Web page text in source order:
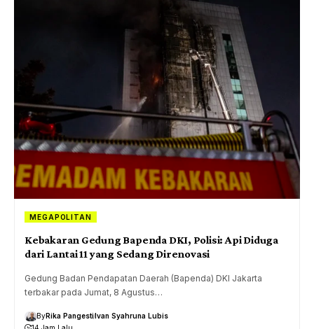
MEGAPOLITAN
Kebakaran Gedung Bapenda DKI, Polisi: Api Diduga
dari Lantai 11 yang Sedang Direnovasi
Gedung Badan Pendapatan Daerah (Bapenda) DKI Jakarta
terbakar pada Jumat, 8 Agustus…
ByRika PangestiIvan Syahruna Lubis